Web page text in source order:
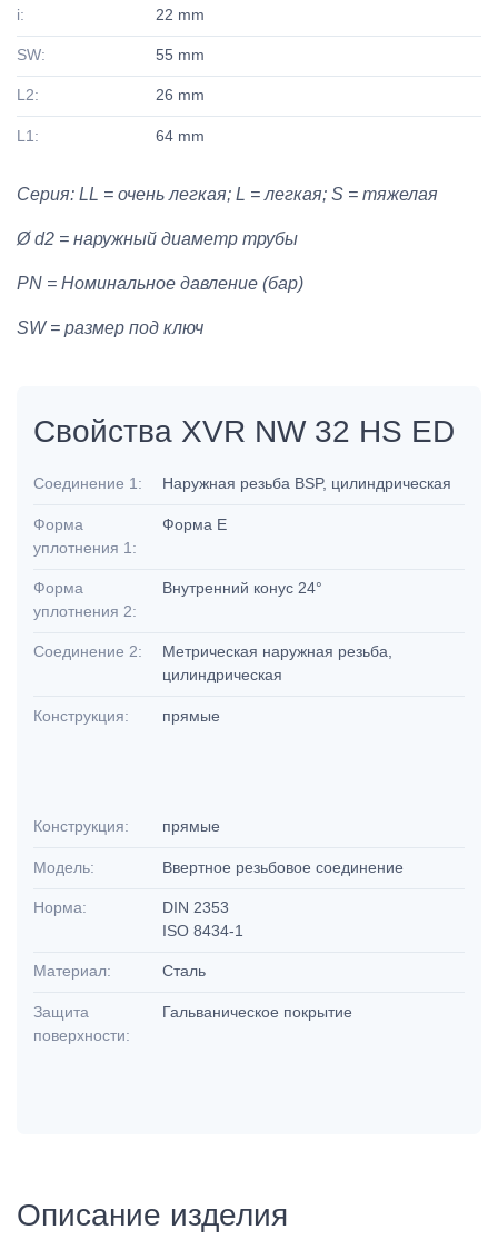
i: 22 mm
SW: 55 mm
L2: 26 mm
L1: 64 mm
Серия: LL = очень легкая; L = легкая; S = тяжелая
Ø d2 = наружный диаметр трубы
PN = Номинальное давление (бар)
SW = размер под ключ
Свойства XVR NW 32 HS ED
Соединение 1: Наружная резьба BSP, цилиндрическая
Форма
уплотнения 1:
Форма E
Форма
уплотнения 2:
Внутренний конус 24°
Соединение 2:
Метрическая наружная резьба,
цилиндрическая
Конструкция: прямые
Конструкция: прямые
Модель: Ввертное резьбовое соединение
Норма:
DIN 2353
ISO 8434-1
Материал: Сталь
Защита
поверхности:
Гальваническое покрытие
Описание изделия